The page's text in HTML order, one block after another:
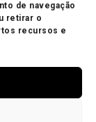
de navegação
retirar o
recursos e